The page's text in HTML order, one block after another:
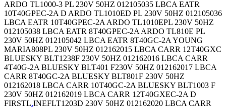
ARDO TL1000-3 PL 230V 50HZ 012105035 LBCA EATR
10T40GPEC-2A D ARDO TL1010ED PL 230V 50HZ 012105036
LBCA EATR 10T40GPEC-2A ARDO TL1010EPL 230V 50HZ
012105038 LBCA EATR 8T40GPEC-2A ARDO TL810E PL
230V 50HZ 012105042 LBCA EATR 8T40GC-2A YOUNG
MARIA808PL 230V 50HZ 012162015 LBCA CARR 12T40GXC
BLUESKY BLT1238F 230V 50HZ 012162016 LBCA CARR
4T40G-2A BLUESKY BLT401 F230V 50HZ 012162017 LBCA
CARR 8T40GC-2A BLUESKY BLT801F 230V 50HZ
012162018 LBCA CARR 10T40GC-2A BLUESKY BLT1003 F
230V 50HZ 012162019 LBCA CARR 12T40GXEC-2A D
FIRSTL.INEFLT1203D 230V 50HZ 012162020 LBCA CARR